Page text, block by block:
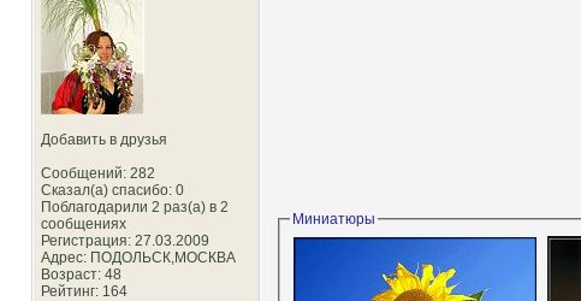
Добавить в друзья
Сообщений: 282
Сказал(а) спасибо: 0
Поблагодарили 2 раз(а) в 2
сообщениях
Регистрация: 27.03.2009
Адрес: ПОДОЛЬСК,МОСКВА
Возраст: 48
Рейтинг: 164
Миниатюры